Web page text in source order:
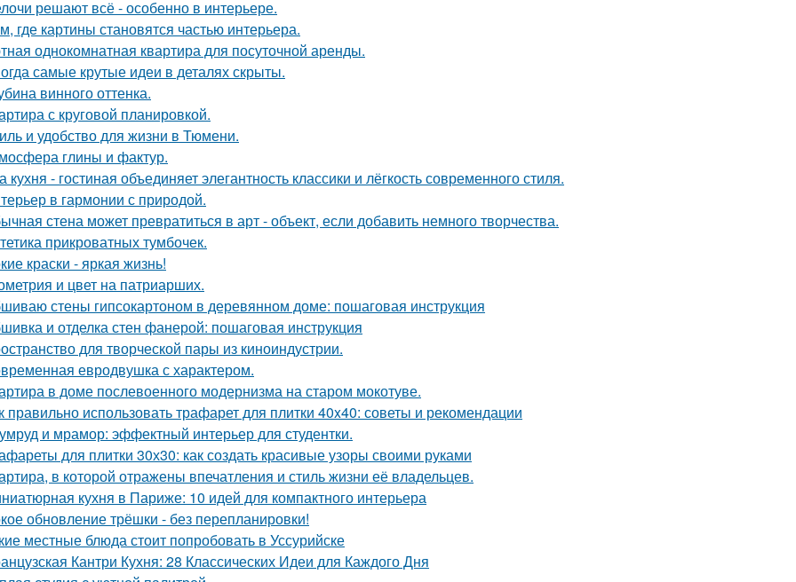
решают всё - особенно в интерьере.
где картины становятся частью интерьера.
однокомнатная квартира для посуточной аренды.
самые крутые идеи в деталях скрыты.
винного оттенка.
с круговой планировкой.
и удобство для жизни в Тюмени.
глины и фактур.
кухня - гостиная объединяет элегантность классики и лёгкость современного стиля.
в гармонии с природой.
стена может превратиться в арт - объект, если добавить немного творчества.
прикроватных тумбочек.
краски - яркая жизнь!
и цвет на патриарших.
стены гипсокартоном в деревянном доме: пошаговая инструкция
и отделка стен фанерой: пошаговая инструкция
для творческой пары из киноиндустрии.
евродвушка с характером.
в доме послевоенного модернизма на старом мокотуве.
правильно использовать трафарет для плитки 40x40: советы и рекомендации
и мрамор: эффектный интерьер для студентки.
для плитки 30х30: как создать красивые узоры своими руками
в которой отражены впечатления и стиль жизни её владельцев.
кухня в Париже: 10 идей для компактного интерьера
обновление трёшки - без перепланировки!
местные блюда стоит попробовать в Уссурийске
Кантри Кухня: 28 Классических Идеи для Каждого Дня